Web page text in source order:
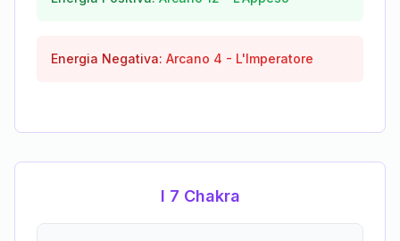
Energia Negativa: Arcano 4 - L'Imperatore
I 7 Chakra